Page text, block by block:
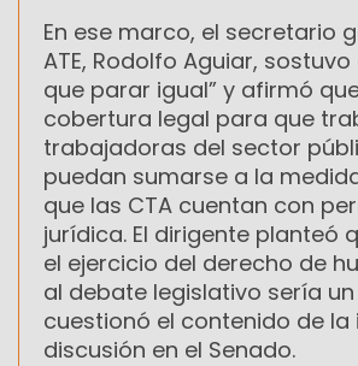
En ese marco, el secretario
ATE, Rodolfo Aguiar, sostuvo
que parar igual” y afirmó
cobertura legal para que
trabajadoras del sector
puedan sumarse a la
que las CTA cuentan con
jurídica. El dirigente planteó
el ejercicio del derecho de
al debate legislativo sería
cuestionó el contenido de la
discusión en el Senado.